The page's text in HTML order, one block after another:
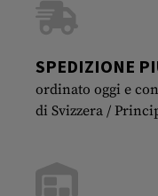
SPEDIZIONE
ordinato oggi e
di Svizzera /